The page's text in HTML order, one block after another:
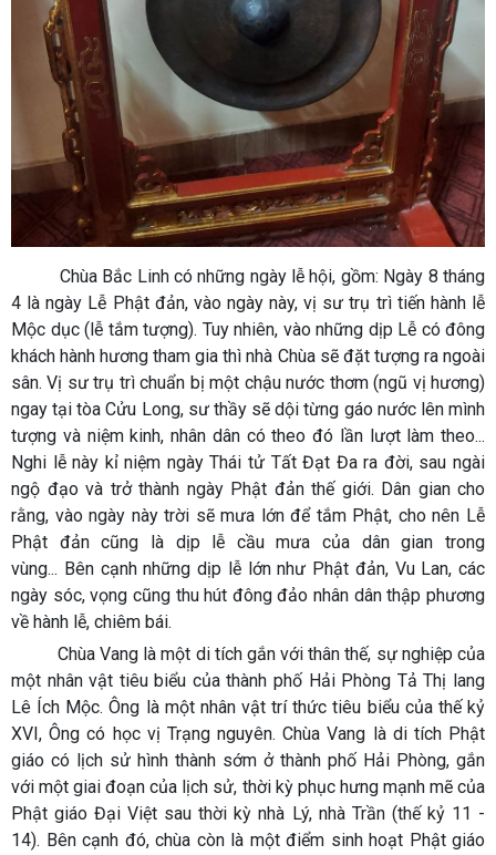
Chùa Bắc Linh có những ngày lễ hội, gồm: Ngày 8 tháng
4 là ngày Lễ Phật đản, vào ngày này, vị sư trụ trì tiến hành lễ
Mộc dục (lễ tắm tượng). Tuy nhiên, vào những dịp Lễ có đông
khách hành hương tham gia thì nhà Chùa sẽ đặt tượng ra ngoài
sân. Vị sư trụ trì chuẩn bị một chậu nước thơm (ngũ vị hương)
ngay tại tòa Cửu Long, sư thầy sẽ dội từng gáo nước lên mình
tượng và niệm kinh, nhân dân có theo đó lần lượt làm theo...
Nghi lễ này kỉ niệm ngày Thái tử Tất Đạt Đa ra đời, sau ngài
ngộ đạo và trở thành ngày Phật đản thế giới. Dân gian cho
rằng, vào ngày này trời sẽ mưa lớn để tắm Phật, cho nên Lễ
Phật đản cũng là dịp lễ cầu mưa của dân gian trong
vùng... Bên cạnh những dịp lễ lớn như Phật đản, Vu Lan, các
ngày sóc, vọng cũng thu hút đông đảo nhân dân thập phương
về hành lễ, chiêm bái.
Chùa Vang là một di tích gắn với thân thế, sự nghiệp của
một nhân vật tiêu biểu của thành phố Hải Phòng Tả Thị lang
Lê Ích Mộc. Ông là một nhân vật trí thức tiêu biểu của thế kỷ
XVI, Ông có học vị Trạng nguyên. Chùa Vang là di tích Phật
giáo có lịch sử hình thành sớm ở thành phố Hải Phòng, gắn
với một giai đoạn của lịch sử, thời kỳ phục hưng mạnh mẽ của
Phật giáo Đại Việt sau thời kỳ nhà Lý, nhà Trần (thế kỷ 11 -
14). Bên cạnh đó, chùa còn là một điểm sinh hoạt Phật giáo